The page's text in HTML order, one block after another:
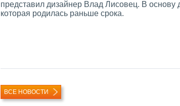
представил дизайнер Влад Лисовец. В основу
которая родилась раньше срока.
ВСЕ НОВОСТИ